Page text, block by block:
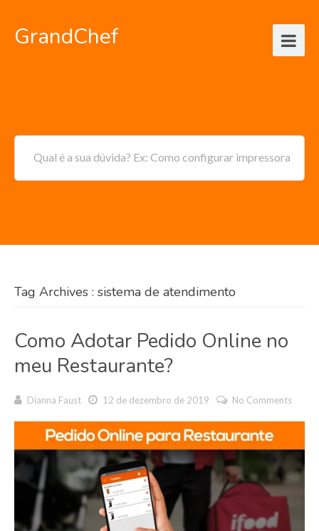
GrandChef
Qual é a sua dúvida? Ex: Como configurar impressora
Tag Archives : sistema de atendimento
Como Adotar Pedido Online no
meu Restaurante?
Dianna Faust 12 de dezembro de 2019 No Comments